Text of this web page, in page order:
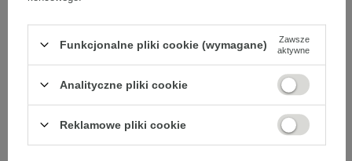
• wewnętrzne:537x537x374 mm
• pojemność:107 l
• tektura falista:5-warstwowa
• fala:BC
• gramatura:590 g/m2
Funkcjonalne pliki cookie (wymagane)
Zawsze
aktywne
Analityczne pliki cookie
Reklamowe pliki cookie